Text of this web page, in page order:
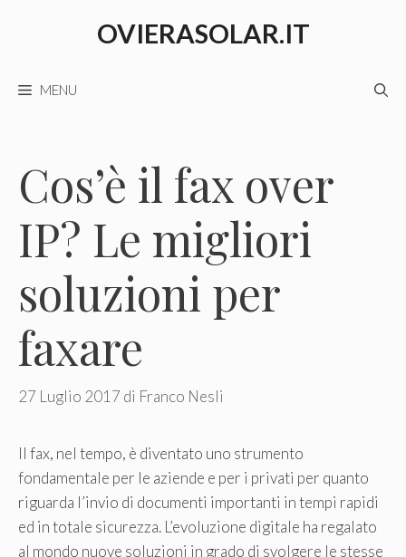
OVIERASOLAR.IT
MENU
Cos’è il fax over
IP? Le migliori
soluzioni per
faxare
27 Luglio 2017 di Franco Nesli
Il fax, nel tempo, è diventato uno strumento
fondamentale per le aziende e per i privati per quanto
riguarda l’invio di documenti importanti in tempi rapidi
ed in totale sicurezza. L’evoluzione digitale ha regalato
al mondo nuove soluzioni in grado di svolgere le stesse